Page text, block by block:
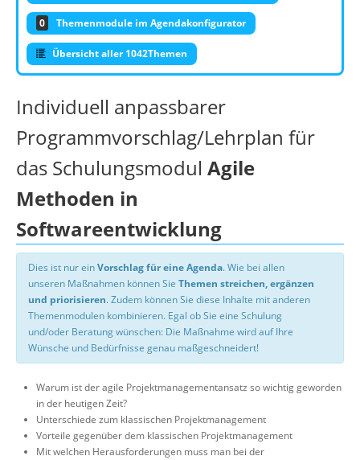
0 Themenmodule im Agendakonfigurator
Übersicht aller 1042Themen
Individuell anpassbarer
Programmvorschlag/Lehrplan für
das Schulungsmodul Agile
Methoden in
Softwareentwicklung
Dies ist nur einVorschlag für eine Agenda. Wie bei allen
unseren Maßnahmen können Sie Themen streichen, ergänzen
und priorisieren. Zudem können Sie diese Inhalte mit anderen
Themenmodulen kombinieren. Egal ob Sie eine Schulung
und/oder Beratung wünschen: Die Maßnahme wird auf Ihre
Wünsche und Bedürfnisse genau maßgeschneidert!
Warum ist der agile Projektmanagementansatz so wichtig geworden
in der heutigen Zeit?
Unterschiede zum klassischen Projektmanagement
Vorteile gegenüber dem klassischen Projektmanagement
Mit welchen Herausforderungen muss man bei der